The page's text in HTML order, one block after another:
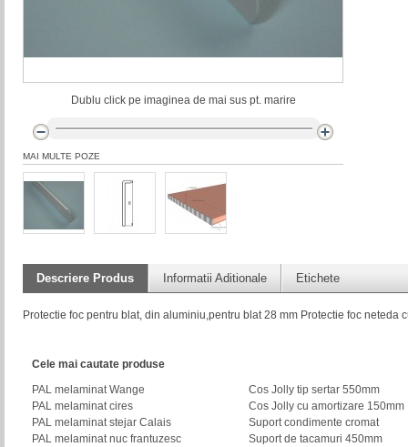
Dublu click pe imaginea de mai sus pt. marire
MAI MULTE POZE
Descriere Produs Informatii Aditionale Etichete
Protectie foc pentru blat, din aluminiu,pentru blat 28 mm Protectie foc neteda
Cele mai cautate produse
PAL melaminat Wange
Cos Jolly tip sertar 550mm
PAL melaminat cires
Cos Jolly cu amortizare 150mm
PAL melaminat stejar Calais
Suport condimente cromat
PAL melaminat nuc frantuzesc
Suport de tacamuri 450mm